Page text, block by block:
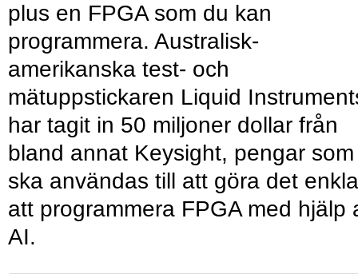
plus en FPGA som du kan
programmera. Australisk-
amerikanska test- och
mätuppstickaren Liquid
har tagit in 50 miljoner dollar från
bland annat Keysight, pengar som
ska användas till att göra det
att programmera FPGA med hjälp
AI.